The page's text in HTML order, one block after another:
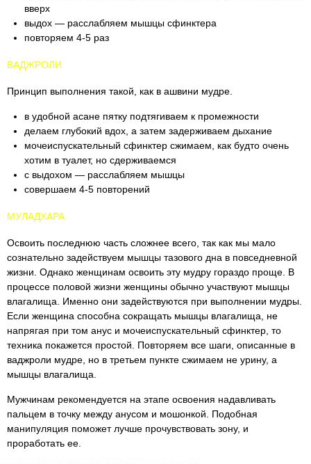
вверх
выдох — расслабляем мышцы сфинктера
повторяем 4-5 раз
ВАДЖРОЛИ
Принцип выполнения такой, как в ашвини мудре.
в удобной асане пятку подтягиваем к промежности
делаем глубокий вдох, а затем задерживаем дыхание
мочеиспускательный сфинктер сжимаем, как будто очень
хотим в туалет, но сдерживаемся
с выдохом — расслабляем мышцы
совершаем 4-5 повторений
МУЛАДХАРА
Освоить последнюю часть сложнее всего, так как мы мало
сознательно задействуем мышцы тазового дна в повседневной
жизни. Однако женщинам освоить эту мудру гораздо проще. В
процессе половой жизни женщины обычно участвуют мышцы
влагалища. Именно они задействуются при выполнении мудры.
Если женщина способна сокращать мышцы влагалища, не
напрягая при том анус и мочеиспускательный сфинктер, то
техника покажется простой. Повторяем все шаги, описанные в
ваджроли мудре, но в третьем пункте сжимаем не урину, а
мышцы влагалища.
Мужчинам рекомендуется на этапе освоения надавливать
пальцем в точку между анусом и мошонкой. Подобная
манипуляция поможет лучше прочувствовать зону, и
проработать ее.